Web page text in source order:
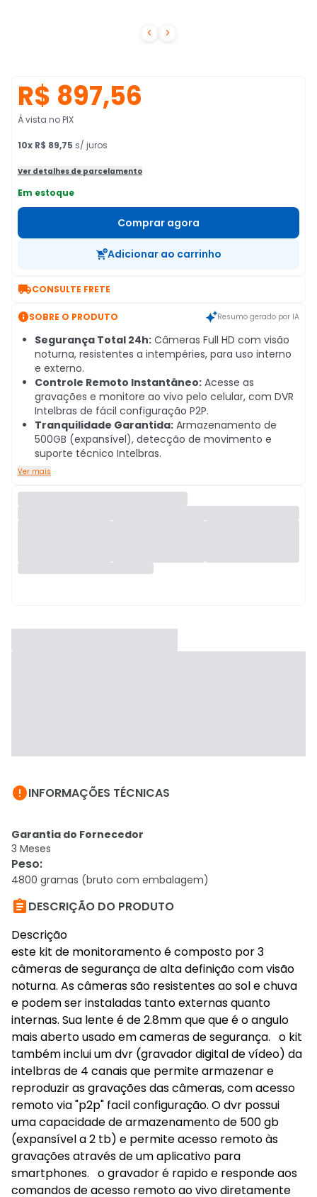
 
R$ 897,56
À vista no PIX
10x R$ 89,75 s/ juros
Ver detalhes de parcelamento
Em estoque
Comprar agora
Adicionar ao carrinho
CONSULTE FRETE
SOBRE O PRODUTO Resumo gerado por IA
Segurança Total 24h: Câmeras Full HD com visão
noturna, resistentes a intempéries, para uso interno
e externo.
Controle Remoto Instantâneo: Acesse as
gravações e monitore ao vivo pelo celular, com DVR
Intelbras de fácil configuração P2P.
Tranquilidade Garantida: Armazenamento de
500GB (expansível), detecção de movimento e
suporte técnico Intelbras.
Ver mais
INFORMAÇÕES TÉCNICAS
Garantia do Fornecedor
3 Meses
Peso:
4800 gramas (bruto com embalagem)
DESCRIÇÃO DO PRODUTO
Descrição
este kit de monitoramento é composto por 3
câmeras de segurança de alta definição com visão
noturna. As câmeras são resistentes ao sol e chuva
e podem ser instaladas tanto externas quanto
internas. Sua lente é de 2.8mm que que é o angulo
mais aberto usado em cameras de segurança. o kit
também inclui um dvr (gravador digital de vídeo) da
intelbras de 4 canais que permite armazenar e
reproduzir as gravações das câmeras, com acesso
remoto via "p2p" facil configuração. O dvr possui
uma capacidade de armazenamento de 500 gb
(expansível a 2 tb) e permite acesso remoto às
gravações através de um aplicativo para
smartphones. o gravador é rapido e responde aos
comandos de acesso remoto ao vivo diretamente